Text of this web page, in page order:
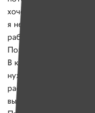
хочешь быть
я не хотела, думала,
работа. Но понимала,
Поэтому сказала:
В колледже
нужен толковый
распределяться,
высокий балл. И